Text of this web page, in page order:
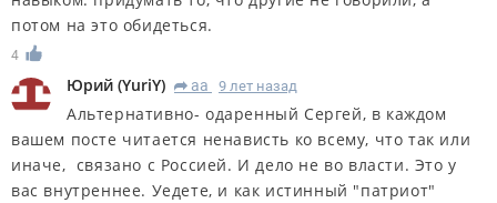
потом на это обидеться.
4
Юрий (YuriY) R aa 9 лет назад
Альтернативно- одаренный Сергей, в каждом
вашем посте читается ненависть ко всему, что так или
иначе, связано с Россией. И дело не во власти. Это у
вас внутреннее. Уедете, и как истинный "патриот"